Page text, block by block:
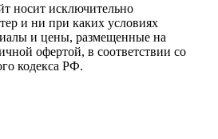
i
пару
будете в
вы
носит исключительно
и ни при каких условиях
и цены, размещенные на
офертой, в соответствии со
кодекса РФ.